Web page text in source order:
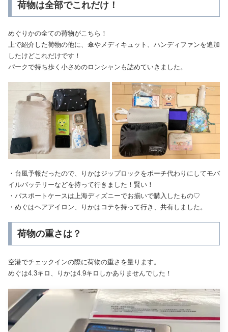
荷物は全部でこれだけ！
めぐりかの全ての荷物がこちら！
上で紹介した荷物の他に、傘やメディキュット、ハンディファンを追加
したけどこれだけです！
パークで持ち歩く小さめのロンシャンも詰めていきました。
・台風予報だったので、りかはジップロックをポーチ代わりにしてモバ
イルバッテリーなどを持って行きました！賢い！
・パスポートケースは上海ディズニーでお揃いで購入したもの♡
・めぐはヘアアイロン、りかはコテを持って行き、共有しました。
荷物の重さは？
空港でチェックインの際に荷物の重さを量ります。
めぐは4.3キロ、りかは4.9キロしかありませんでした！